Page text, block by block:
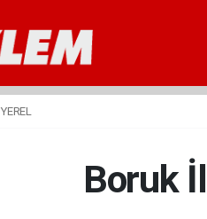
YEREL
Boruk